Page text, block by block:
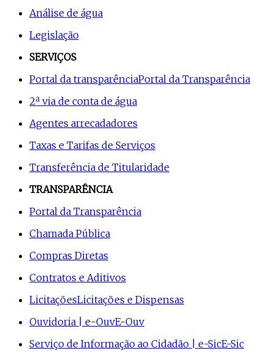
Análise de água
Legislação
SERVIÇOS
Portal da transparênciaPortal da Transparência
2ª via de conta de água
Agentes arrecadadores
Taxas e Tarifas de Serviços
Transferência de Titularidade
TRANSPARÊNCIA
Portal da Transparência
Chamada Pública
Compras Diretas
Contratos e Aditivos
LicitaçõesLicitações e Dispensas
Ouvidoria | e-OuvE-Ouv
Serviço de Informação ao Cidadão | e-SicE-Sic